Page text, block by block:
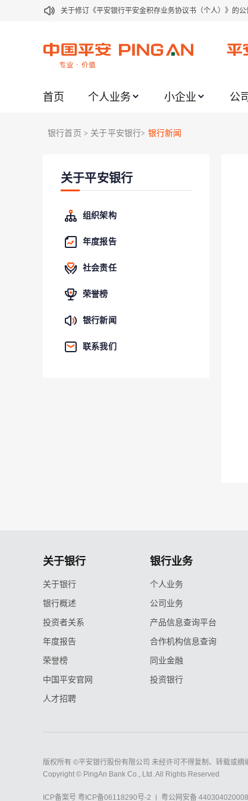
关于修订《平安银行平安金积存业务协议书（个人）》的公
关于2021年劳动节期间代理贵金属业务风险提示的通知
关于加强代理贵金属业务风险防范的提示
关于进一步加强代理贵金属业务风险防范的提示
关于平安银行电子版信用卡更名为平安银行数字信用卡的公
首页 个人业务 小企业 公
银行首页 > 关于平安银行> 银行新闻
关于平安银行
组织架构
年度报告
社会责任
荣誉榜
银行新闻
联系我们
关于银行
关于银行
银行概述
投资者关系
年度报告
荣誉榜
中国平安官网
人才招聘
银行业务
个人业务
公司业务
产品信息查询平台
合作机构信息查询
同业金融
投资银行
版权所有 ©平安银行股份有限公司 未经许可不得复制、转载或摘
Copyright © PingAn Bank Co., Ltd. All Rights Reserved
ICP备案号 粤ICP备06118290号-2 粤公网安备